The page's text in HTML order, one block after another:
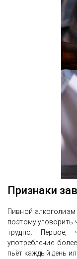
Признаки
Пивной алкоголизм
поэтому
трудно. Первое,
употребление
пьёт каждый день